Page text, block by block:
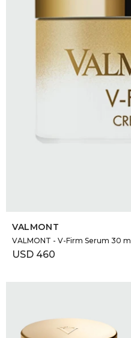
VALMONT
VALMONT - V-Firm Serum 30 ml
USD 460